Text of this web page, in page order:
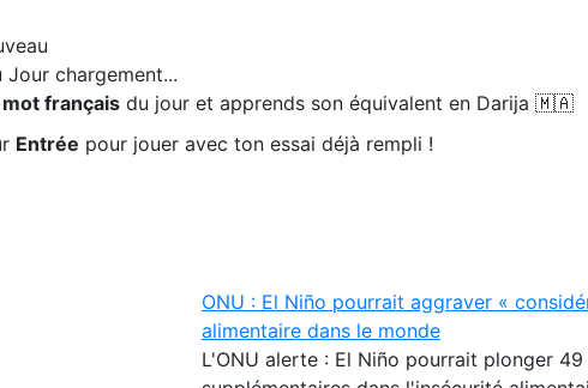
Jour chargement...
mot françaisdu jour et apprends son équivalent en Darija 🇲🇦
Entrée pour jouer avec ton essai déjà rempli !
ONU : El Niño pourrait aggraver «
alimentaire dans le monde
L'ONU alerte : El Niño pourrait plonger